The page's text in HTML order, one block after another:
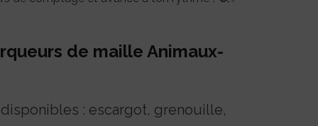
de maille Animaux-
: escargot, grenouille,